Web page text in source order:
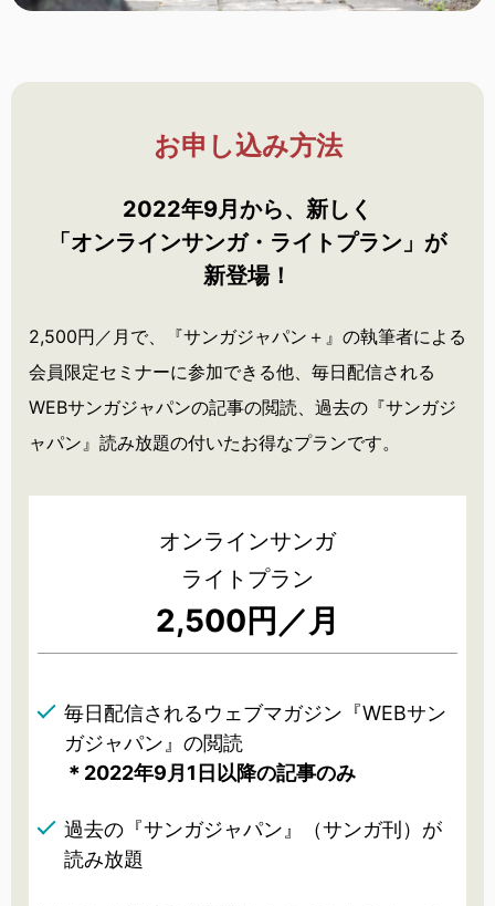
お申し込み方法
2022年9月から、新しく
「オンラインサンガ・ ライトプラン」が
新登場！
2,500円／月で、『サンガジャパン＋』の執筆者による
会員限定セミナーに参加できる他、毎日配信される
WEBサンガジャパンの記事の閲読、過去の『サンガジ
ャパン』読み放題の付いたお得なプランです。
オンラインサンガ
ライトプラン
2,500円／月
毎日配信されるウェブマガジン『WEBサン
ガジャパン』の閲読
＊2022年9月1日以降の記事のみ
過去の『サンガジャパン』（サンガ刊）が
読み放題